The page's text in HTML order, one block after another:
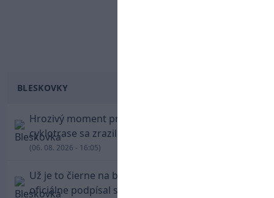
BLESKOVKY
Hrozivý moment pre Zdena Cháru! Na
cyklotrase sa zrazil s bežcom
(06. 08. 2026 - 16:05)
Už je to čierne na bielom: Mohamed Salah
oficiálne podpísal s Trabzonsporom